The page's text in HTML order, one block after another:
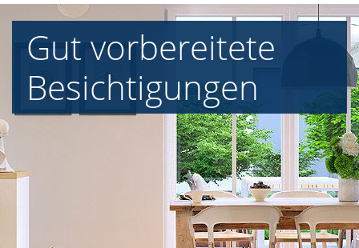
Gut vorbereitete
Besichtigungen